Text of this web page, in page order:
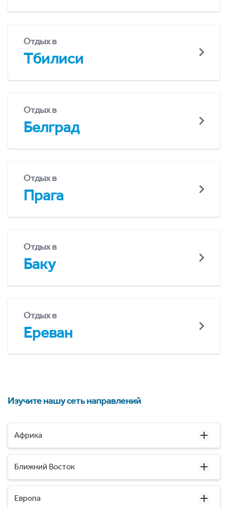
Отдых в
Тбилиси
Отдых в
Белград
Отдых в
Прага
Отдых в
Баку
Отдых в
Ереван
Изучите нашу сеть направлений
Африка
Ближний Восток
Европа